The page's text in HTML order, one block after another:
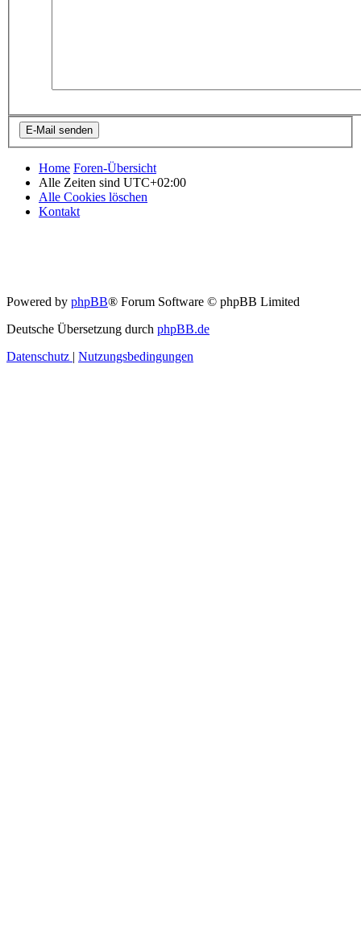
Home Foren-Übersicht
Alle Zeiten sind UTC+02:00
Alle Cookies löschen
Kontakt
Powered by phpBB® Forum Software © phpBB Limited
Deutsche Übersetzung durch phpBB.de
Datenschutz | Nutzungsbedingungen